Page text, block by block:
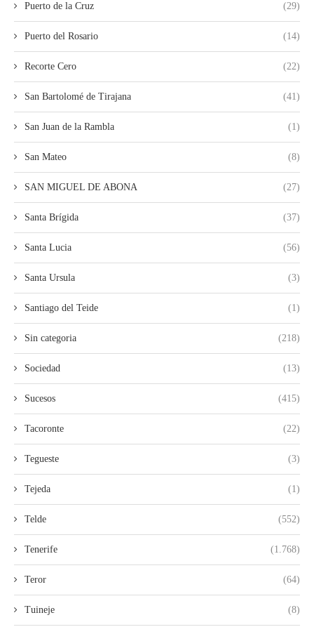
Puerto de la Cruz (29)
Puerto del Rosario (14)
Recorte Cero (22)
San Bartolomé de Tirajana (41)
San Juan de la Rambla (1)
San Mateo (8)
SAN MIGUEL DE ABONA (27)
Santa Brígida (37)
Santa Lucia (56)
Santa Ursula (3)
Santiago del Teide (1)
Sin categoria (218)
Sociedad (13)
Sucesos (415)
Tacoronte (22)
Tegueste (3)
Tejeda (1)
Telde (552)
Tenerife (1.768)
Teror (64)
Tuineje (8)